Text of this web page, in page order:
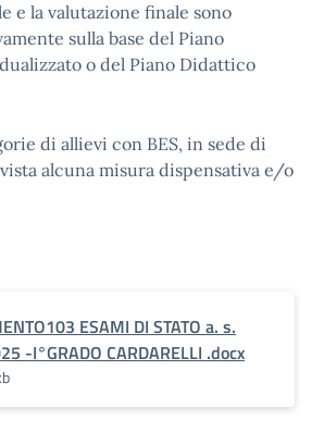
e la valutazione finale sono
sulla base del Piano
o del Piano Didattico
di allievi con BES, in sede di
alcuna misura dispensativa e/o
ESAMI DI STATO a. s.
-I°GRADO CARDARELLI .docx